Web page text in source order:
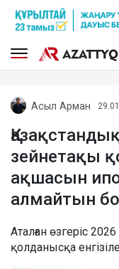
Асыл Арман
зейнетақы
ақшасын
алмайтын
Аталған өзгеріс
қолданысқа